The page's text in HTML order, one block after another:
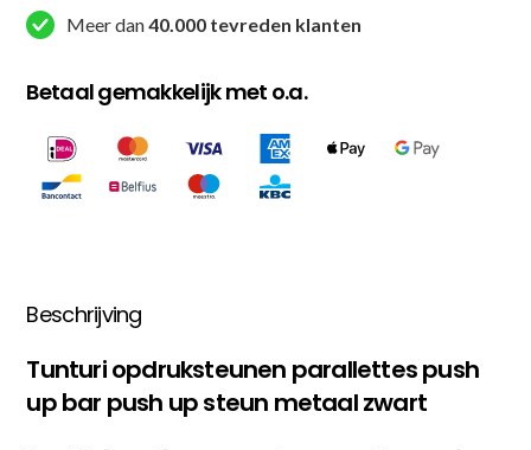
aantal
Meer dan40.000 tevreden klanten
Betaal gemakkelijk met o.a.
Beschrijving
Tunturi opdruksteunen parallettes push
up bar push up steun metaal zwart